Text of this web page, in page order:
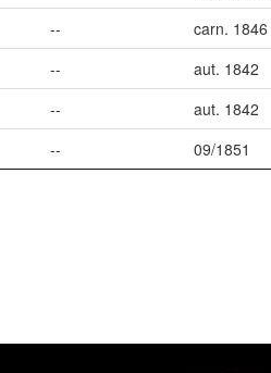
-- carn. 1846
-- aut. 1842
-- aut. 1842
-- 09/1851